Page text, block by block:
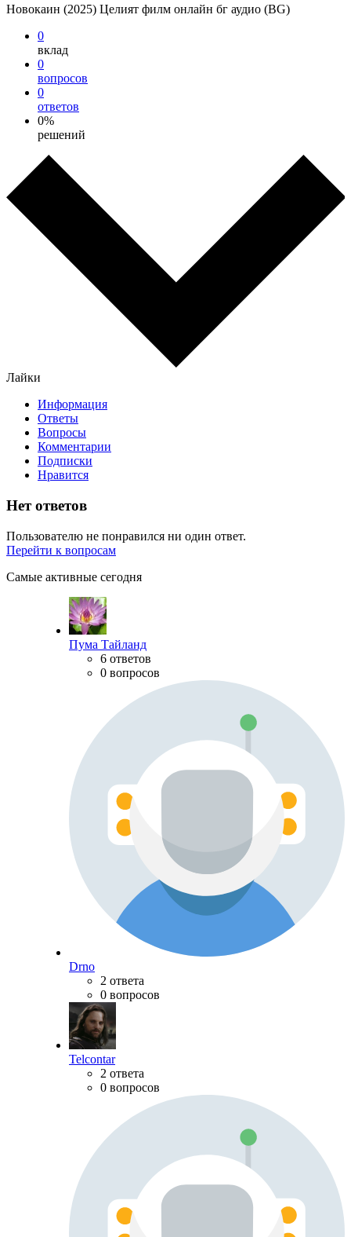
Новокаин (2025) Целият филм онлайн бг аудио (BG)
0
вклад
0
вопросов
0
ответов
0%
решений
Лайки
Информация
Ответы
Вопросы
Комментарии
Подписки
Нравится
Нет ответов
Пользователю не понравился ни один ответ.
Перейти к вопросам
Самые активные сегодня
Пума Тайланд
6 ответов
0 вопросов
Drno
2 ответа
0 вопросов
Telcontar
2 ответа
0 вопросов